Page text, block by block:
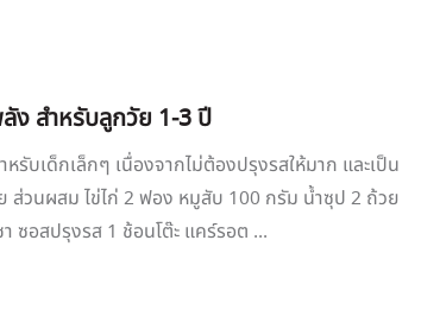
ง สำหรับลูกวัย 1-3 ปี
รับเด็กเล็กๆ เนื่องจากไม่ต้องปรุงรสให้มาก และเป็น
ส่วนผสม ไข่ไก่ 2 ฟอง หมูสับ 100 กรัม น้ำซุป 2 ถ้วย
ซอสปรุงรส 1 ช้อนโต๊ะ แคร์รอต ...